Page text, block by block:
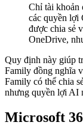
Chỉ tài khoản
các quyền lợi
được chia sẻ
OneDrive,
Quy định này giúp
Family đồng nghĩa
Family có thể chia
nhưng quyền lợi AI
Microsoft